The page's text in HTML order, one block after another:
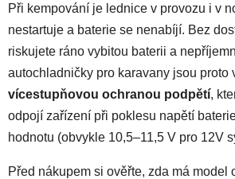
Při kempování je lednice v provozu i v
nestartuje a baterie se nenabíjí. Bez
riskujete ráno vybitou baterii a
autochladničky pro karavany jsou proto
vícestupňovou ochranou podpětí,
odpojí zařízení při poklesu napětí
hodnotu (obvykle 10,5–11,5 V pro 12V
Před nákupem si ověřte, zda má model